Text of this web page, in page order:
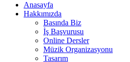
Anasayfa
Hakkımızda
Basında Biz
İş Başvurusu
Online Dersler
Müzik Organizasyonu
Tasarım